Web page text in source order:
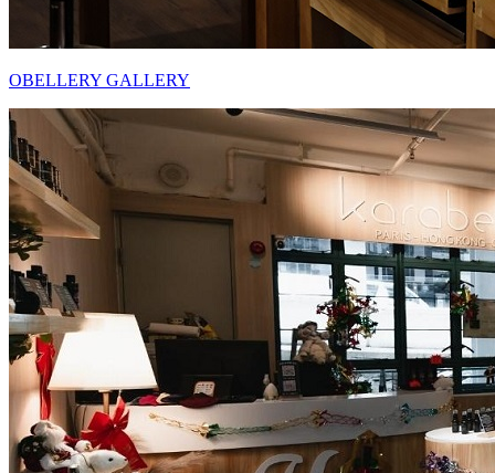
OBELLERY GALLERY